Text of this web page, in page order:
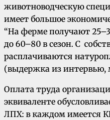
животноводческую
имеет большое
“На ферме получают
до 60–80 в сезон. С
расплачиваются
(выдержка из интервью,
Оплата труда
эквиваленте
ЛПХ: в каждом имеется